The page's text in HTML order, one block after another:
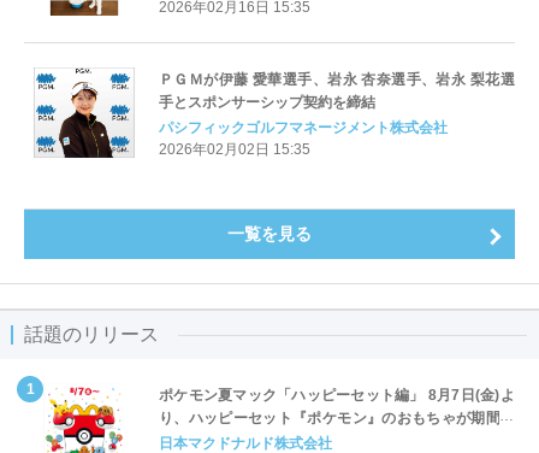
2026年02月16日 15:35
ＰＧＭが伊藤 愛華選手、岩永 杏奈選手、岩永 梨花選
手とスポンサーシップ契約を締結
パシフィックゴルフマネージメント株式会社
2026年02月02日 15:35
一覧を見る
話題のリリース
ポケモン夏マック「ハッピーセット編」 8月7日(金)よ
り、ハッピーセット『ポケモン』のおもちゃが期間限
定登場
日本マクドナルド株式会社